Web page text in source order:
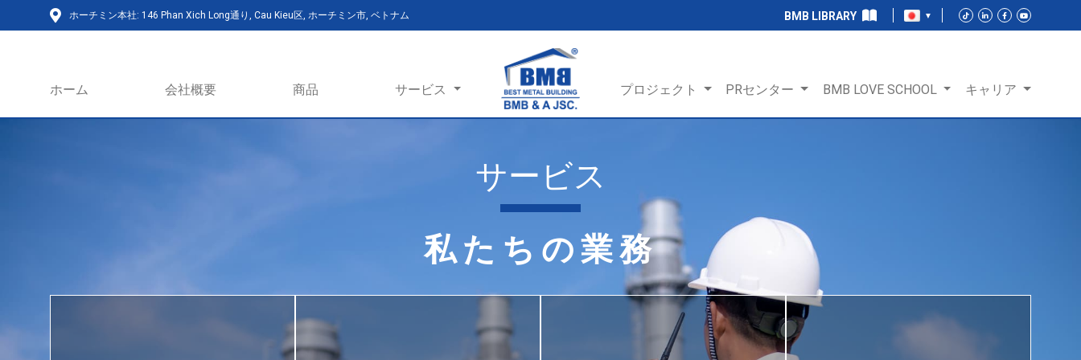
ホーチミン本社: 146 Phan Xich Long通り, Cau Kieu区, ホーチミン市, ベトナム BMB LIBRARY
ホーム 会社概要 商品 サービス プロジェクト PRセンター BMB LOVE SCHOOL キャリア
サービス
私たちの業務